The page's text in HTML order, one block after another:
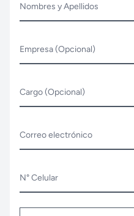
Nombres y Apellidos
Empresa (Opcional)
Cargo (Opcional)
Correo electrónico
N° Celular